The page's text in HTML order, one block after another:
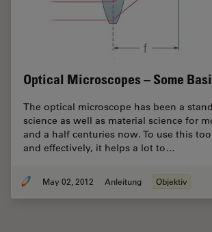
Optical Microscopes – Some
The optical microscope has been a
science as well as material science for
and a half centuries now. To use this
and effectively, it helps a lot to…
May 02, 2012 Anleitung Objektiv